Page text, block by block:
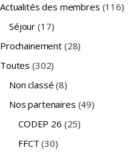
Actualités des membres (116)
Séjour (17)
Prochainement (28)
Toutes (302)
Non classé (8)
Nos partenaires (49)
CODEP 26 (25)
FFCT (30)